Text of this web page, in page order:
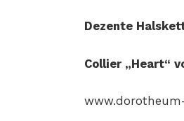
Dezente
Collier „Heart“